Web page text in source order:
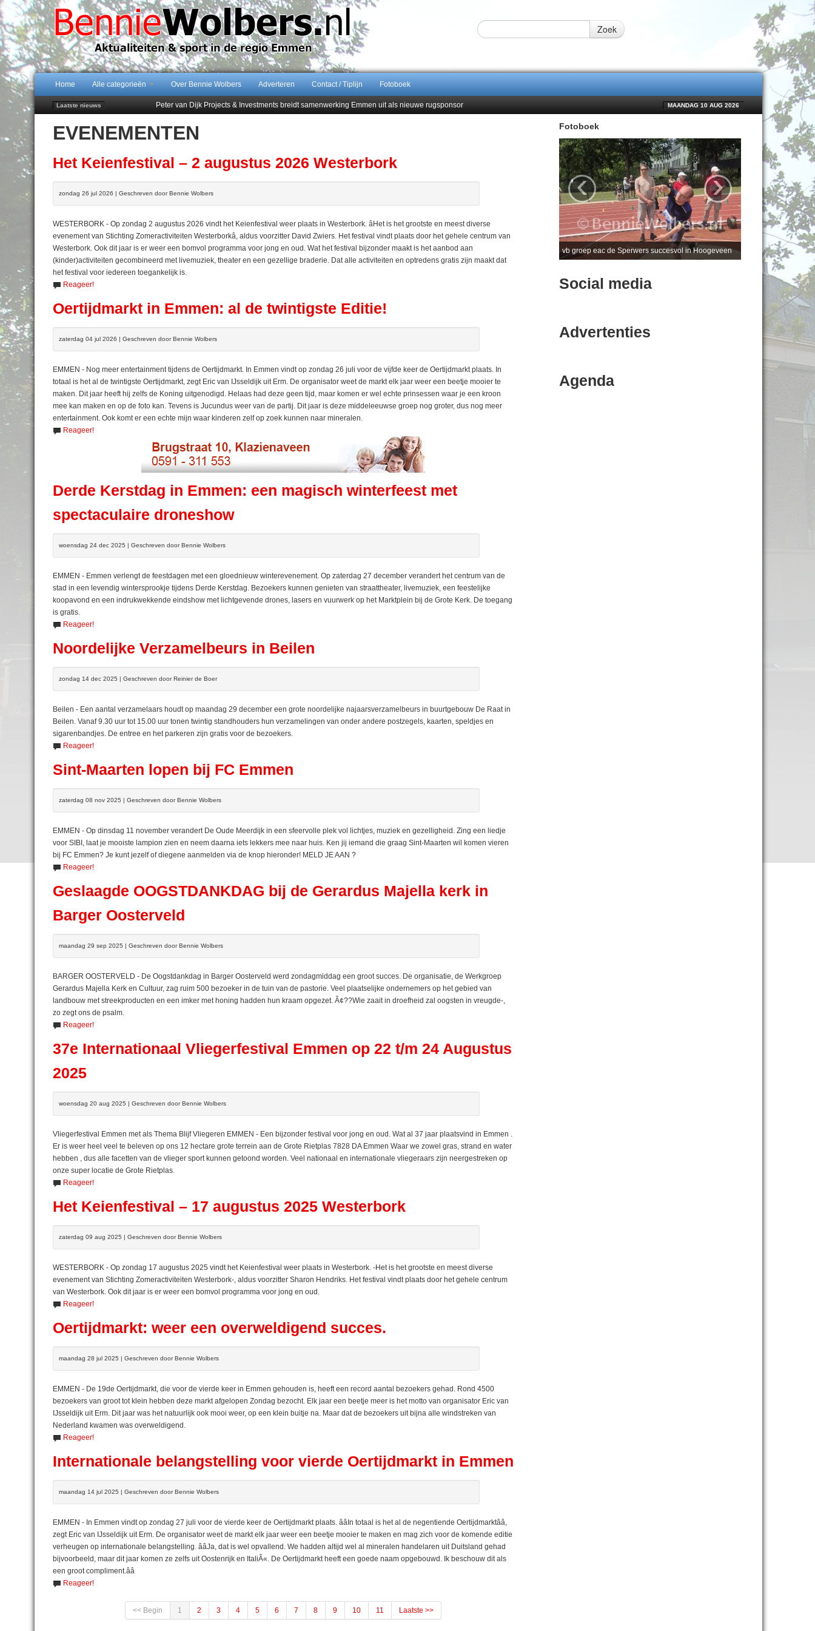
Zoek
Home Alle categorieën Over Bennie Wolbers Adverteren Contact / Tiplijn Fotoboek
Laatste nieuws
Peter van Dijk Projects & Investments breidt samenwerking Emmen uit als nieuwe rugsponsor
102 kaarsen voor eeuwling Mieke Sijbom-Maatje
Emmen wint op Open Dag overtuigend van Almere City
MAANDAG 10 AUG 2026
EVENEMENTEN
Het Keienfestival – 2 augustus 2026 Westerbork
zondag 26 jul 2026 | Geschreven door Bennie Wolbers
WESTERBORK - Op zondag 2 augustus 2026 vindt het Keienfestival weer plaats in Westerbork. âHet is het grootste en meest diverse
evenement van Stichting Zomeractiviteiten Westerborkâ, aldus voorzitter David Zwiers. Het festival vindt plaats door het gehele centrum van
Westerbork. Ook dit jaar is er weer een bomvol programma voor jong en oud. Wat het festival bijzonder maakt is het aanbod aan
(kinder)activiteiten gecombineerd met livemuziek, theater en een gezellige braderie. Dat alle activiteiten en optredens gratis zijn maakt dat
het festival voor iedereen toegankelijk is.
Reageer!
Oertijdmarkt in Emmen: al de twintigste Editie!
zaterdag 04 jul 2026 | Geschreven door Bennie Wolbers
EMMEN - Nog meer entertainment tijdens de Oertijdmarkt. In Emmen vindt op zondag 26 juli voor de vijfde keer de Oertijdmarkt plaats. In
totaal is het al de twintigste Oertijdmarkt, zegt Eric van IJsseldijk uit Erm. De organisator weet de markt elk jaar weer een beetje mooier te
maken. Dit jaar heeft hij zelfs de Koning uitgenodigd. Helaas had deze geen tijd, maar komen er wel echte prinsessen waar je een kroon
mee kan maken en op de foto kan. Tevens is Jucundus weer van de partij. Dit jaar is deze middeleeuwse groep nog groter, dus nog meer
entertainment. Ook komt er een echte mijn waar kinderen zelf op zoek kunnen naar mineralen.
Reageer!
Derde Kerstdag in Emmen: een magisch winterfeest met
spectaculaire droneshow
woensdag 24 dec 2025 | Geschreven door Bennie Wolbers
EMMEN - Emmen verlengt de feestdagen met een gloednieuw winterevenement. Op zaterdag 27 december verandert het centrum van de
stad in een levendig wintersprookje tijdens Derde Kerstdag. Bezoekers kunnen genieten van straattheater, livemuziek, een feestelijke
koopavond en een indrukwekkende eindshow met lichtgevende drones, lasers en vuurwerk op het Marktplein bij de Grote Kerk. De toegang
is gratis.
Reageer!
Noordelijke Verzamelbeurs in Beilen
zondag 14 dec 2025 | Geschreven door Reinier de Boer
Beilen - Een aantal verzamelaars houdt op maandag 29 december een grote noordelijke najaarsverzamelbeurs in buurtgebouw De Raat in
Beilen. Vanaf 9.30 uur tot 15.00 uur tonen twintig standhouders hun verzamelingen van onder andere postzegels, kaarten, speldjes en
sigarenbandjes. De entree en het parkeren zijn gratis voor de bezoekers.
Reageer!
Sint-Maarten lopen bij FC Emmen
zaterdag 08 nov 2025 | Geschreven door Bennie Wolbers
EMMEN - Op dinsdag 11 november verandert De Oude Meerdijk in een sfeervolle plek vol lichtjes, muziek en gezelligheid. Zing een liedje
voor SIBI, laat je mooiste lampion zien en neem daarna iets lekkers mee naar huis. Ken jij iemand die graag Sint-Maarten wil komen vieren
bij FC Emmen? Je kunt jezelf of diegene aanmelden via de knop hieronder! MELD JE AAN ?
Reageer!
Geslaagde OOGSTDANKDAG bij de Gerardus Majella kerk in
Barger Oosterveld
maandag 29 sep 2025 | Geschreven door Bennie Wolbers
BARGER OOSTERVELD - De Oogstdankdag in Barger Oosterveld werd zondagmiddag een groot succes. De organisatie, de Werkgroep
Gerardus Majella Kerk en Cultuur, zag ruim 500 bezoeker in de tuin van de pastorie. Veel plaatselijke ondernemers op het gebied van
landbouw met streekproducten en een imker met honing hadden hun kraam opgezet. Ã¢??Wie zaait in droefheid zal oogsten in vreugde-,
zo zegt ons de psalm.
Reageer!
37e Internationaal Vliegerfestival Emmen op 22 t/m 24 Augustus
2025
woensdag 20 aug 2025 | Geschreven door Bennie Wolbers
Vliegerfestival Emmen met als Thema Blijf Vliegeren EMMEN - Een bijzonder festival voor jong en oud. Wat al 37 jaar plaatsvind in Emmen .
Er is weer heel veel te beleven op ons 12 hectare grote terrein aan de Grote Rietplas 7828 DA Emmen Waar we zowel gras, strand en water
hebben , dus alle facetten van de vlieger sport kunnen getoond worden. Veel nationaal en internationale vliegeraars zijn neergestreken op
onze super locatie de Grote Rietplas.
Reageer!
Het Keienfestival – 17 augustus 2025 Westerbork
zaterdag 09 aug 2025 | Geschreven door Bennie Wolbers
WESTERBORK - Op zondag 17 augustus 2025 vindt het Keienfestival weer plaats in Westerbork. -Het is het grootste en meest diverse
evenement van Stichting Zomeractiviteiten Westerbork-, aldus voorzitter Sharon Hendriks. Het festival vindt plaats door het gehele centrum
van Westerbork. Ook dit jaar is er weer een bomvol programma voor jong en oud.
Reageer!
Oertijdmarkt: weer een overweldigend succes.
maandag 28 jul 2025 | Geschreven door Bennie Wolbers
EMMEN - De 19de Oertijdmarkt, die voor de vierde keer in Emmen gehouden is, heeft een record aantal bezoekers gehad. Rond 4500
bezoekers van groot tot klein hebben deze markt afgelopen Zondag bezocht. Elk jaar een beetje meer is het motto van organisator Eric van
IJsseldijk uit Erm. Dit jaar was het natuurlijk ook mooi weer, op een klein buitje na. Maar dat de bezoekers uit bijna alle windstreken van
Nederland kwamen was overweldigend.
Reageer!
Internationale belangstelling voor vierde Oertijdmarkt in Emmen
maandag 14 jul 2025 | Geschreven door Bennie Wolbers
EMMEN - In Emmen vindt op zondag 27 juli voor de vierde keer de Oertijdmarkt plaats. ââIn totaal is het al de negentiende Oertijdmarktââ,
zegt Eric van IJsseldijk uit Erm. De organisator weet de markt elk jaar weer een beetje mooier te maken en mag zich voor de komende editie
verheugen op internationale belangstelling. ââJa, dat is wel opvallend. We hadden altijd wel al mineralen handelaren uit Duitsland gehad
bijvoorbeeld, maar dit jaar komen ze zelfs uit Oostenrijk en ItaliÃ«. De Oertijdmarkt heeft een goede naam opgebouwd. Ik beschouw dit als
een groot compliment.ââ
Reageer!
<< Begin 1 2 3 4 5 6 7 8 9 10 11 Laatste >>
Fotoboek
vb groep eac de Sperwers succesvol in Hoogeveen
‹ ›
Social media
Advertenties
Agenda